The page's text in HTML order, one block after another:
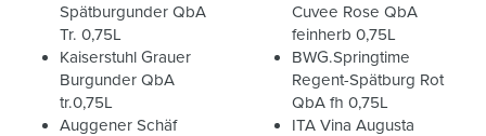
Spätburgunder QbA
Tr. 0,75L
Kaiserstuhl Grauer
Burgunder QbA
tr.0,75L
Auggener Schäf
Cuvee Rose QbA
feinherb 0,75L
BWG.Springtime
Regent-Spätburg Rot
QbA fh 0,75L
ITA Vina Augusta